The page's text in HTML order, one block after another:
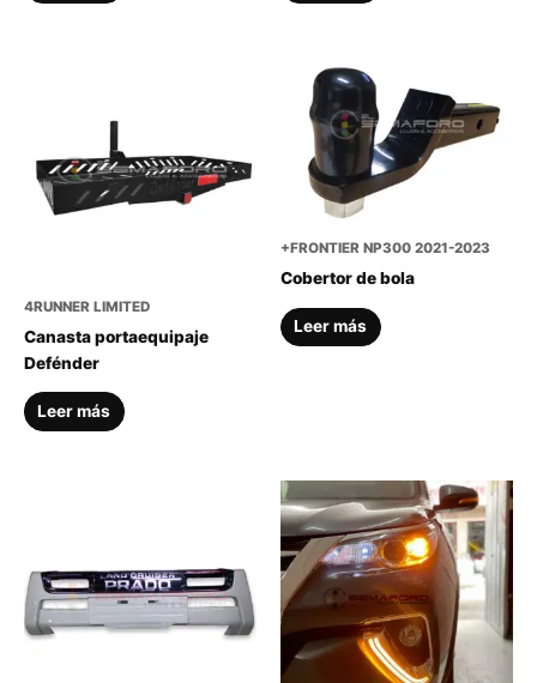
4RUNNER LIMITED
Canasta portaequipaje
Defénder
Leer más
+FRONTIER NP300 2021-2023
Cobertor de bola
Leer más